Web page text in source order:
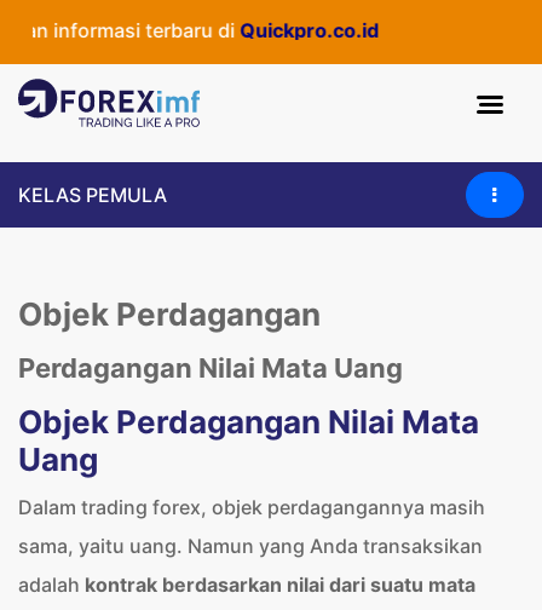
informasi terbaru diQuickpro.co.id
KELAS PEMULA
Objek Perdagangan
Perdagangan Nilai Mata Uang
Objek Perdagangan Nilai Mata
Uang
Dalam trading forex, objek perdagangannya masih
sama, yaitu uang. Namun yang Anda transaksikan
adalah kontrak berdasarkan nilai dari suatu mata